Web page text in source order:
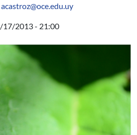
acastroz@oce.edu.uy
17/2013 - 21:00